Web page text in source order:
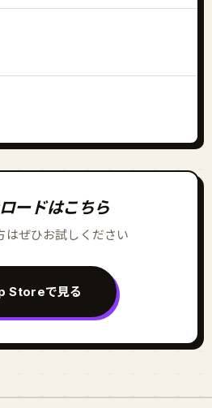
ードはこちら
はぜひお試しください
Storeで見る